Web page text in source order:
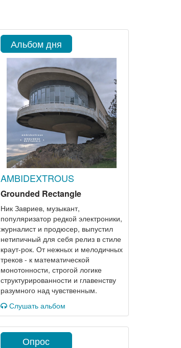
Альбом дня
AMBIDEXTROUS
Grounded Rectangle
Ник Завриев, музыкант,
популяризатор редкой электроники,
журналист и продюсер, выпустил
нетипичный для себя релиз в стиле
краут-рок. От нежных и мелодичных
треков - к математической
монотонности, строгой логике
структурированности и главенству
разумного над чувственным.
Слушать альбом
Опрос